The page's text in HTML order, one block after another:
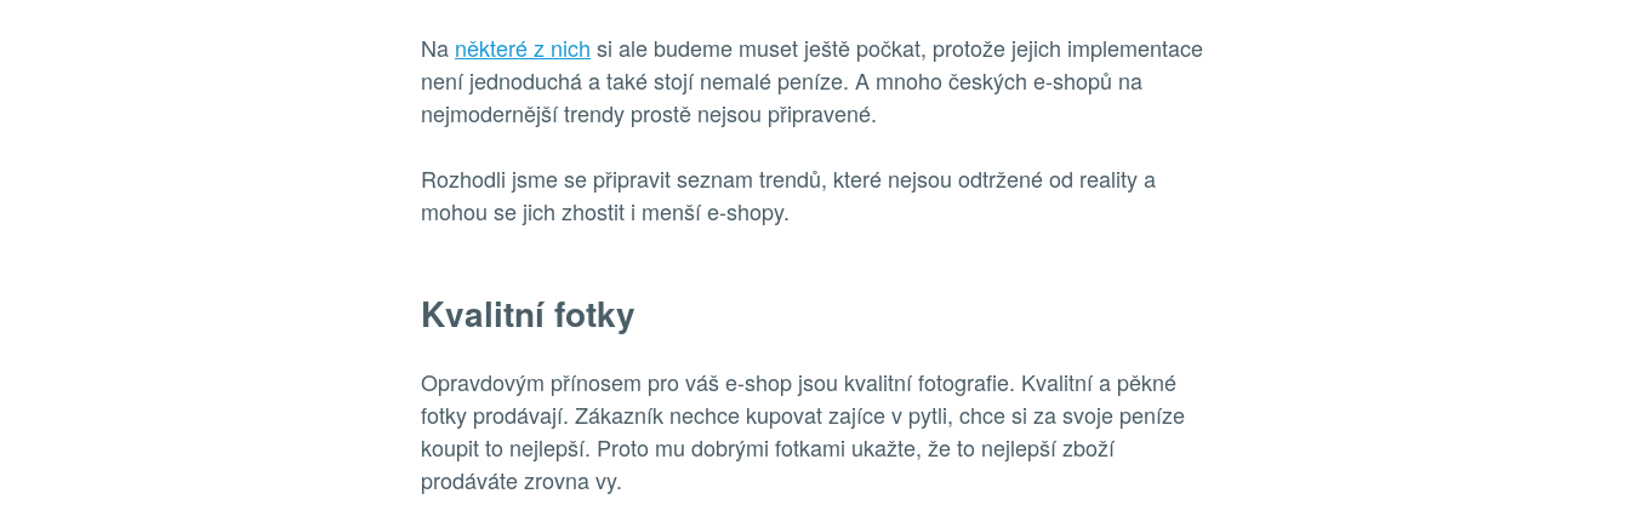
Na některé z nich si ale budeme muset ještě počkat, protože jejich implementace
není jednoduchá a také stojí nemalé peníze. A mnoho českých e-shopů na
nejmodernější trendy prostě nejsou připravené.
Rozhodli jsme se připravit seznam trendů, které nejsou odtržené od reality a
mohou se jich zhostit i menší e-shopy.
Kvalitní fotky
Opravdovým přínosem pro váš e-shop jsou kvalitní fotografie. Kvalitní a pěkné
fotky prodávají. Zákazník nechce kupovat zajíce v pytli, chce si za svoje peníze
koupit to nejlepší. Proto mu dobrými fotkami ukažte, že to nejlepší zboží
prodáváte zrovna vy.